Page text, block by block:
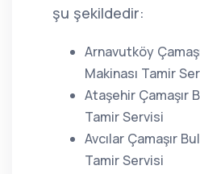
şu şekildedir:
Arnavutköy
Makinası Tamir
Ataşehir Çamaşır
Tamir Servisi
Avcılar Çamaşır
Tamir Servisi